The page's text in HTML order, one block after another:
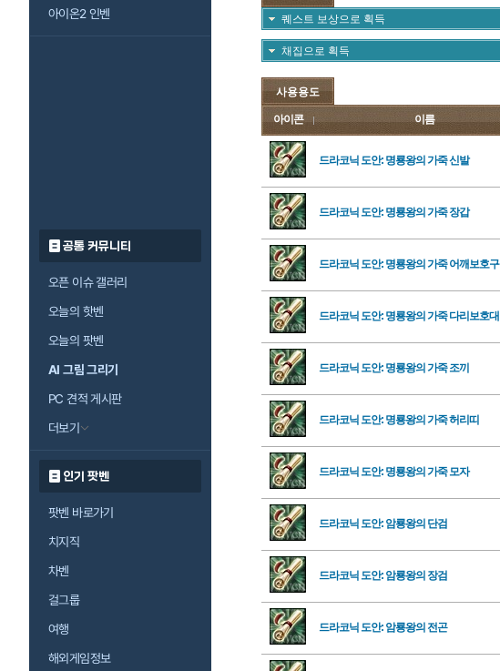
아이온2 인벤
공통 커뮤니티
오픈 이슈 갤러리
오늘의 핫벤
오늘의 팟벤
AI 그림 그리기
PC 견적 게시판
더보기
인기 팟벤
팟벤 바로가기
치지직
차벤
걸그룹
여행
해외게임정보
퀘스트 보상으로 획득
채집으로 획득
사용용도
아이콘 이름
드라코닉 도안: 명룡왕의 가죽 신발
드라코닉 도안: 명룡왕의 가죽 장갑
드라코닉 도안: 명룡왕의 가죽 어깨보호구
드라코닉 도안: 명룡왕의 가죽 다리보호대
드라코닉 도안: 명룡왕의 가죽 조끼
드라코닉 도안: 명룡왕의 가죽 허리띠
드라코닉 도안: 명룡왕의 가죽 모자
드라코닉 도안: 암룡왕의 단검
드라코닉 도안: 암룡왕의 장검
드라코닉 도안: 암룡왕의 전곤